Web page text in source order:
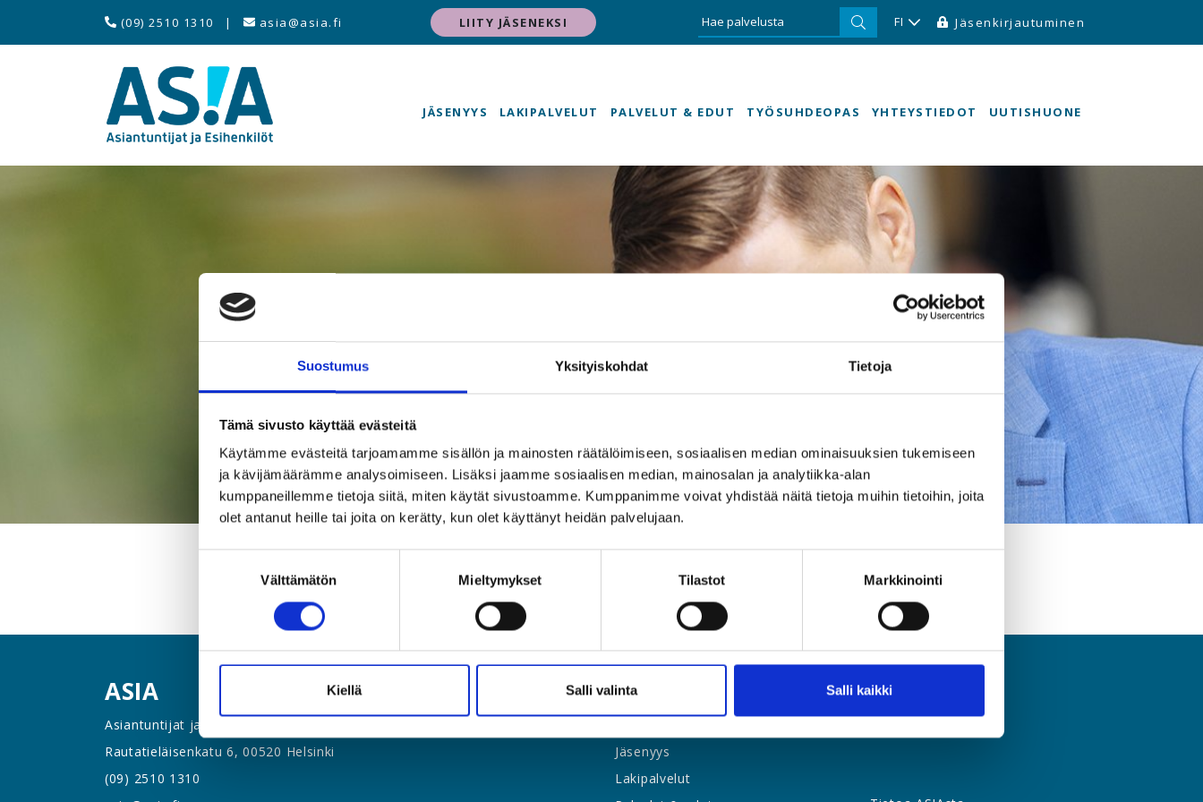
Suostumus Yksityiskohdat Tietoja
Tämä sivusto käyttää evästeitä
Käytämme evästeitä tarjoamamme sisällön ja mainosten räätälöimiseen, sosiaalisen median ominaisuuksien tukemiseen
ja kävijämäärämme analysoimiseen. Lisäksi jaamme sosiaalisen median, mainosalan ja analytiikka-alan
kumppaneillemme tietoja siitä, miten käytät sivustoamme. Kumppanimme voivat yhdistää näitä tietoja muihin tietoihin, joita
olet antanut heille tai joita on kerätty, kun olet käyttänyt heidän palvelujaan.
Välttämätön Mieltymykset Tilastot Markkinointi
Kiellä Salli valinta Salli kaikki
(09) 2510 1310 | asia@asia.fi LIITY JÄSENEKSI FI Jäsenkirjautuminen
JÄSENYYS LAKIPALVELUT PALVELUT & EDUT TYÖSUHDEOPAS YHTEYSTIEDOT UUTISHUONE
Uutishuone - syöte
ASIA
Asiantuntijat ja Esihenkilöt ASIA ry
Rautatieläisenkatu 6, 00520 Helsinki
(09) 2510 1310
Jäsenyys
Lakipalvelut